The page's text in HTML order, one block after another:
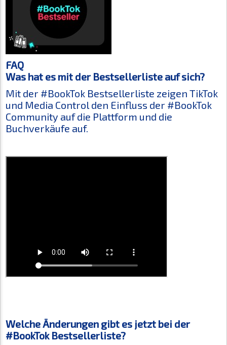
FAQ
Was hat es mit der Bestsellerliste auf sich?
Mit der #BookTok Bestsellerliste zeigen TikTok
und Media Control den Einfluss der #BookTok
Community auf die Plattform und die
Buchverkäufe auf.
Welche Änderungen gibt es jetzt bei der
#BookTok Bestsellerliste?